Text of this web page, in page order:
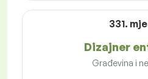
331.
Dizajner
Građevina i